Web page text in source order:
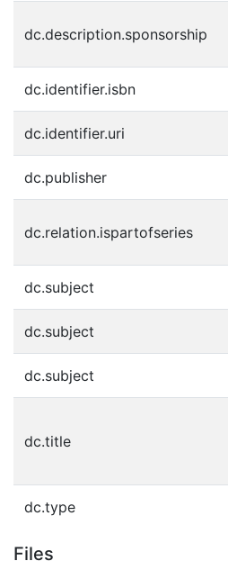
dc.description.sponsorship
dc.identifier.isbn
dc.identifier.uri
dc.publisher
dc.relation.ispartofseries
dc.subject
dc.subject
dc.subject
dc.title
dc.type
Files